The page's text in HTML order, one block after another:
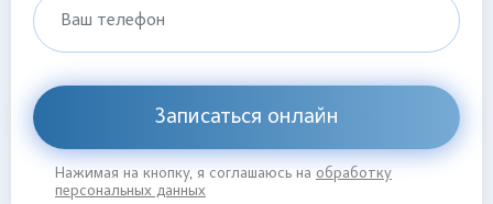
Ваш телефон
Записаться онлайн
Нажимая на кнопку, я соглашаюсь на обработку
персональных данных